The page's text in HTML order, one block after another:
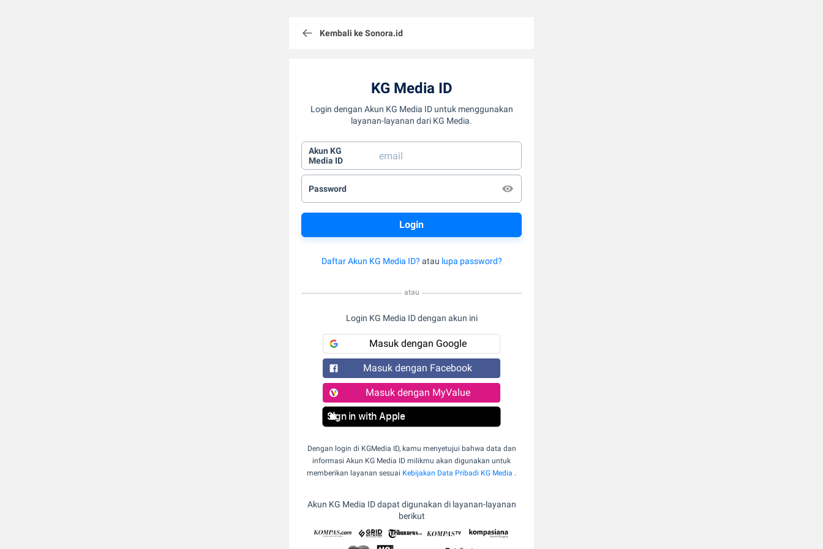
Kembali ke Sonora.id
KG Media ID
Login dengan Akun KG Media ID untuk menggunakan
layanan-layanan dari KG Media.
Akun KG
Media ID
Password
Daftar Akun KG Media ID? atau lupa password?
atau
Login KG Media ID dengan akun ini
Masuk dengan Google
Masuk dengan Facebook
Masuk dengan MyValue
Sign in with Apple
Dengan login di KGMedia ID, kamu menyetujui bahwa data dan
informasi Akun KG Media ID milikmu akan digunakan untuk
memberikan layanan sesuai Kebijakan Data Pribadi KG Media .
Akun KG Media ID dapat digunakan di layanan-layanan
berikut